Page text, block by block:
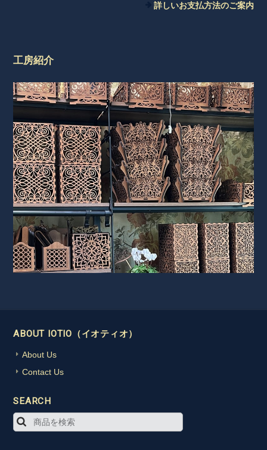
詳しいお支払方法のご案内
工房紹介
ABOUT IOTIO（イオティオ）
About Us
Contact Us
SEARCH